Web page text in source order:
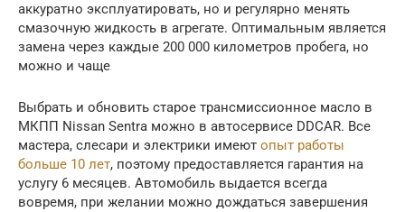
аккуратно эксплуатировать, но и регулярно менять
смазочную жидкость в агрегате. Оптимальным является
замена через каждые 200 000 километров пробега, но
можно и чаще
Выбрать и обновить старое трансмиссионное масло в
МКПП Nissan Sentra можно в автосервисе DDCAR. Все
мастера, слесари и электрики имеют опыт работы
больше 10 лет, поэтому предоставляется гарантия на
услугу 6 месяцев. Автомобиль выдается всегда
вовремя, при желании можно дождаться завершения